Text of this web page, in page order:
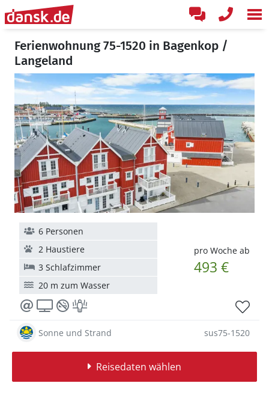
Ferienwohnung 75-1520 in Bagenkop /
Langeland
pro Woche ab
493 €
6 Personen
2 Haustiere
3 Schlafzimmer
20 m zum Wasser
Sonne und Strand sus75-1520
Reisedaten wählen